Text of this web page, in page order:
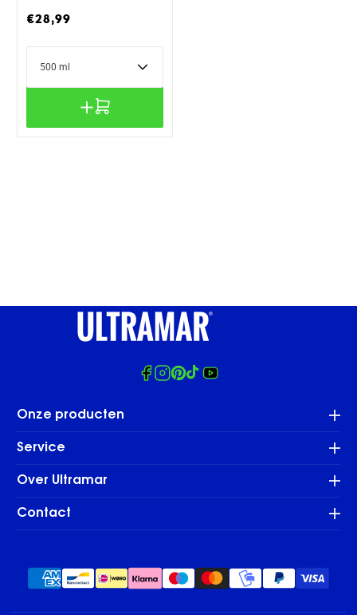
Normale
€28,99
Facebook
Instagram
Pinterest
TiktokYoutube
Onze producten
Service
Over Ultramar
Contact
Veilig
betalen